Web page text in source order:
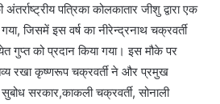
पत्रिका कोलकातार जीशु द्वारा एक
जिसमें इस वर्ष का नीरेन्द्रनाथ चक्रवर्ती
गुप्त को प्रदान किया गया। इस मौके पर
रखा कृष्णरूप चक्रवर्ती ने और प्रमुख
सरकार,काकली चक्रवर्ती, सोनाली